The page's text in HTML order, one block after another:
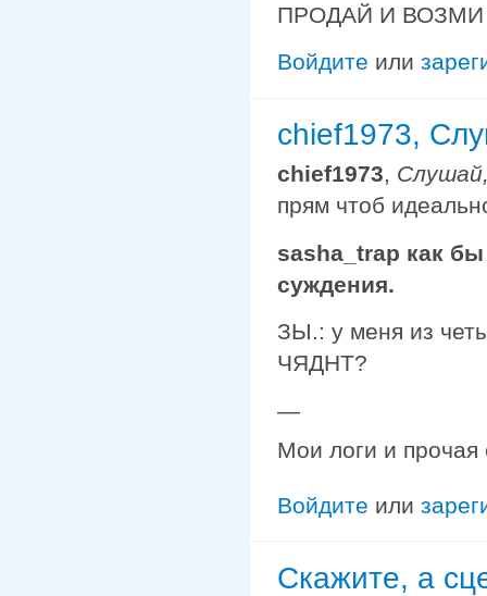
ПРОДАЙ И ВОЗМИ
Войдите или
chief1973,
chief1973,
прям чтоб
sasha_trap как
суждения.
ЗЫ.: у меня из
ЧЯДНТ?
—
Мои логи и
Войдите или
Скажите, а